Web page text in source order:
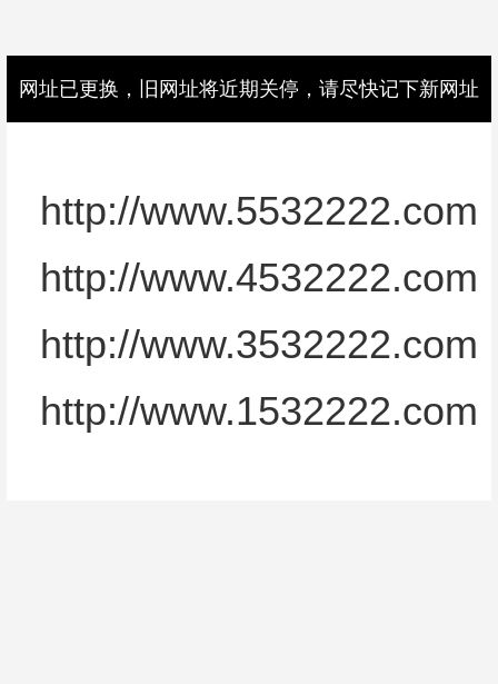
网址已更换 ， 旧网址将近期关停 ， 请尽快记下新网址
http://www.5532222.com
http://www.4532222.com
http://www.3532222.com
http://www.1532222.com